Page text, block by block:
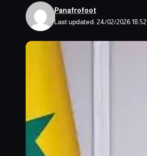
Last updated: 24/02/2026 18:52
Panafrofoot